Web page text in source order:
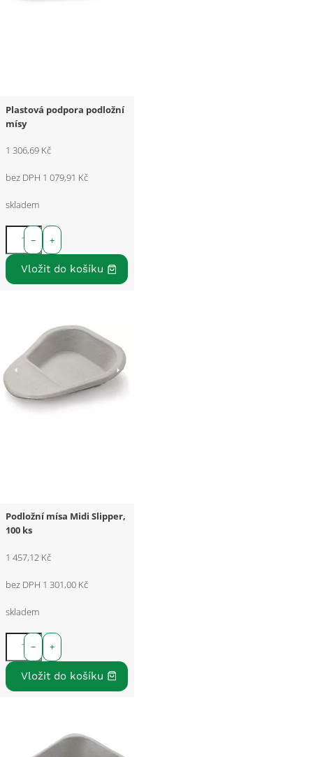
Plastová podpora podložní
mísy
1 306,69 Kč
bez DPH 1 079,91 Kč
skladem
+
−
Podložní mísa Midi Slipper,
100 ks
1 457,12 Kč
bez DPH 1 301,00 Kč
skladem
+
−